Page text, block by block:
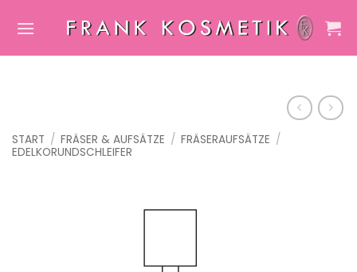
Inhalt
START / FRÄSER & AUFSÄTZE / FRÄSERAUFSÄTZE /
EDELKORUNDSCHLEIFER